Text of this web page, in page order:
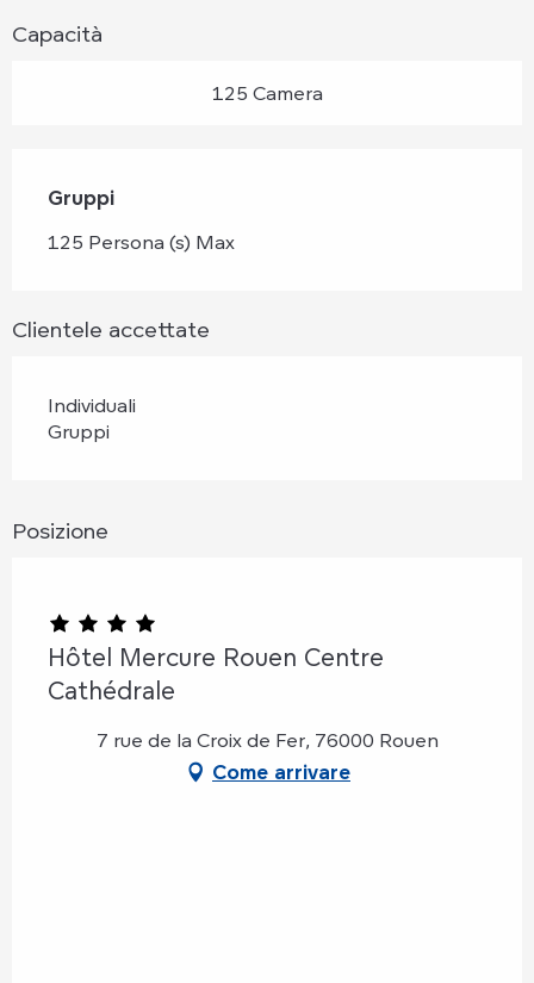
Capacità
125 Camera
Gruppi
Gruppi
125 Persona (s) Max
Clientele accettate
Individuali
Gruppi
Posizione
Hôtel Mercure Rouen Centre
Cathédrale
7 rue de la Croix de Fer, 76000 Rouen
Come arrivare